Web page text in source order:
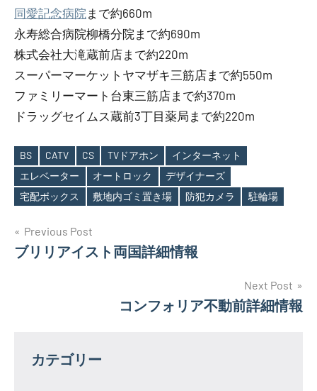
同愛記念病院 まで約660m
永寿総合病院柳橋分院まで約690m
株式会社大滝蔵前店まで約220m
スーパーマーケットヤマザキ三筋店まで約550m
ファミリーマート台東三筋店まで約370m
ドラッグセイムス蔵前3丁目薬局まで約220m
Tags
BS CATV CS TVドアホン
インターネット
エレベーター
オートロック
デザイナーズ
宅配ボックス
敷地内ゴミ置き場 防犯カメラ 駐輪場
投
稿
ー
Previous Post
ブリリアイスト両国詳細情報
Next Post
コンフォリア不動前詳細情報
カテゴリー